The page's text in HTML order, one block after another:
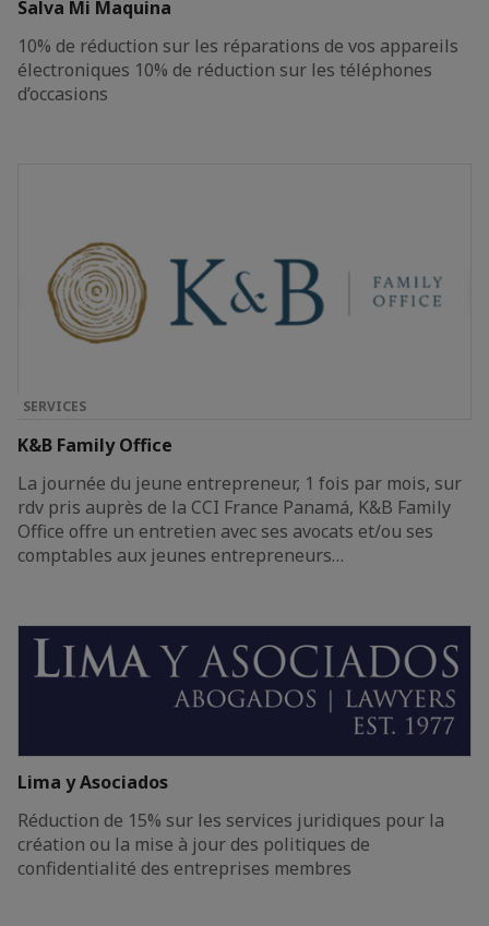
Salva Mi Maquina
10% de réduction sur les réparations de vos appareils
électroniques 10% de réduction sur les téléphones
d’occasions
SERVICES
K&B Family Office
La journée du jeune entrepreneur, 1 fois par mois, sur
rdv pris auprès de la CCI France Panamá, K&B Family
Office offre un entretien avec ses avocats et/ou ses
comptables aux jeunes entrepreneurs…
Lima y Asociados
Réduction de 15% sur les services juridiques pour la
création ou la mise à jour des politiques de
confidentialité des entreprises membres